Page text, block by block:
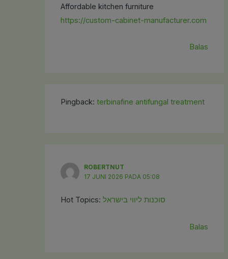
Affordable kitchen furniture
https://custom-cabinet-manufacturer.com
Balas
Pingback:terbinafine antifungal treatment
ROBERTNUT
17 JUNI 2026 PADA 05:08
Hot Topics:סוכנות ליווי בישראל
Balas